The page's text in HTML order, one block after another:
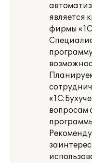
является
фирмы
вопросам